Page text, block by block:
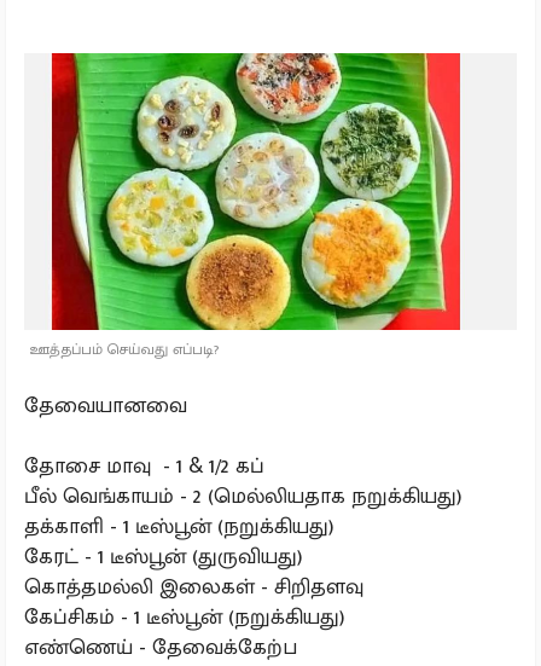
ஊத்தப்பம் செய்வது எப்படி?
தேவையானவை
தோசை மாவு - 1 & 1/2 கப்
பீல் வெங்காயம் - 2 (மெல்லியதாக நறுக்கியது)
தக்காளி - 1 டீஸ்பூன் (நறுக்கியது)
கேரட் - 1 டீஸ்பூன் (துருவியது)
கொத்தமல்லி இலைகள் - சிறிதளவு
கேப்சிகம் - 1 டீஸ்பூன் (நறுக்கியது)
எண்ணெய் - தேவைக்கேற்ப